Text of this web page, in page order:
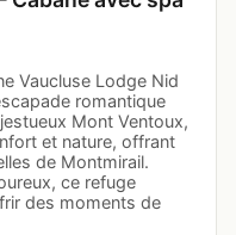
Vaucluse Lodge Nid
romantique
Mont Ventoux,
et nature, offrant
de Montmirail.
ce refuge
des moments de